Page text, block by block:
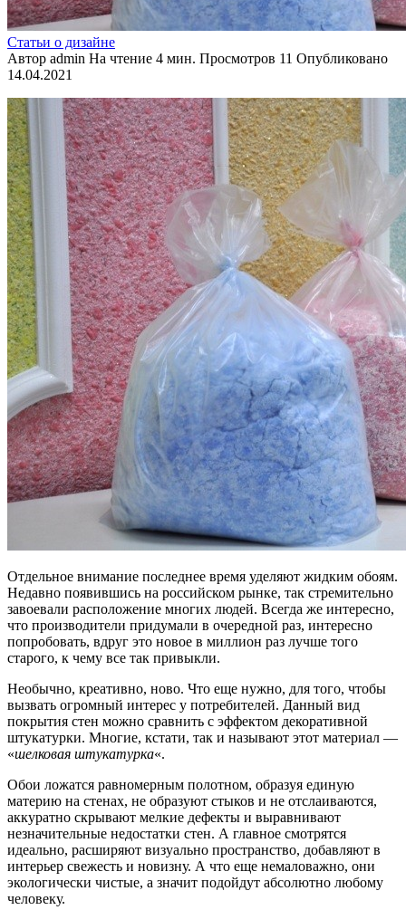
Статьи о дизайне
Автор admin На чтение 4 мин. Просмотров 11 Опубликовано
14.04.2021
Отдельное внимание последнее время уделяют жидким обоям.
Недавно появившись на российском рынке, так стремительно
завоевали расположение многих людей. Всегда же интересно,
что производители придумали в очередной раз, интересно
попробовать, вдруг это новое в миллион раз лучше того
старого, к чему все так привыкли.
Необычно, креативно, ново. Что еще нужно, для того, чтобы
вызвать огромный интерес у потребителей. Данный вид
покрытия стен можно сравнить с эффектом декоративной
штукатурки. Многие, кстати, так и называют этот материал —
«шелковая штукатурка«.
Обои ложатся равномерным полотном, образуя единую
материю на стенах, не образуют стыков и не отслаиваются,
аккуратно скрывают мелкие дефекты и выравнивают
незначительные недостатки стен. А главное смотрятся
идеально, расширяют визуально пространство, добавляют в
интерьер свежесть и новизну. А что еще немаловажно, они
экологически чистые, а значит подойдут абсолютно любому
человеку.